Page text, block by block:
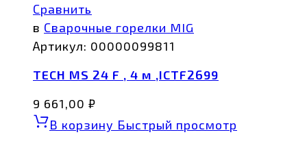
Сравнить
в Сварочные горелки MIG
Артикул: 00000099811
TECH MS 24 F , 4 м ,ICTF2699
9 661,00 ₽
В корзину Быстрый просмотр